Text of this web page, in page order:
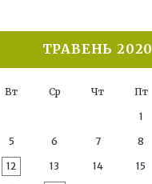
ТРАВЕНЬ 2020
Вт Ср Чт Пт
1
5 6 7 8
12 13 14 15